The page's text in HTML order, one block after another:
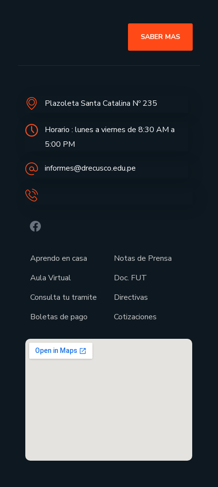
SABER MAS
Plazoleta Santa Catalina Nº 235
Horario : lunes a viernes de 8:30 AM a
5:00 PM
informes@drecusco.edu.pe
Aprendo en casa
Aula Virtual
Consulta tu tramite
Boletas de pago
Notas de Prensa
Doc. FUT
Directivas
Cotizaciones